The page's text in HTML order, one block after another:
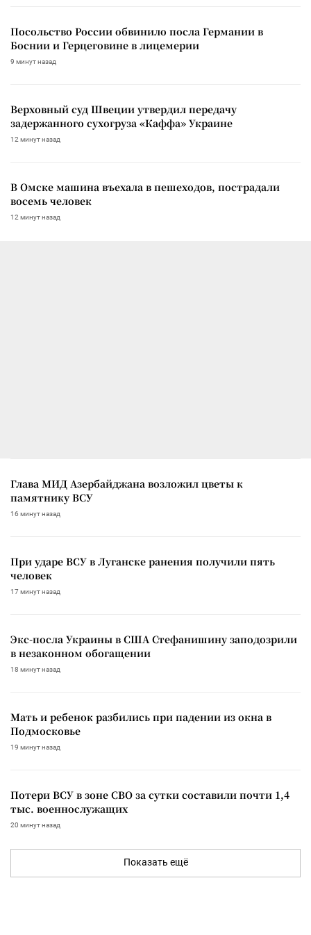
Посольство России обвинило посла Германии в
Боснии и Герцеговине в лицемерии
9 минут назад
Верховный суд Швеции утвердил передачу
задержанного сухогруза «Каффа» Украине
12 минут назад
В Омске машина въехала в пешеходов, пострадали
восемь человек
12 минут назад
Глава МИД Азербайджана возложил цветы к
памятнику ВСУ
16 минут назад
При ударе ВСУ в Луганске ранения получили пять
человек
17 минут назад
Экс-посла Украины в США Стефанишину заподозрили
в незаконном обогащении
18 минут назад
Мать и ребенок разбились при падении из окна в
Подмосковье
19 минут назад
Потери ВСУ в зоне СВО за сутки составили почти 1,4
тыс. военнослужащих
20 минут назад
Показать ещё